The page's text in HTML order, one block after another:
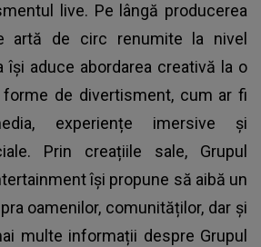
live. Pe lângă producerea
artă de circ renumite la nivel
își aduce abordarea creativă la o
de divertisment, cum ar fi
experiențe imersive și
Prin creațiile sale, Grupul
își propune să aibă un
oamenilor, comunităților, dar și
multe informații despre Grupul